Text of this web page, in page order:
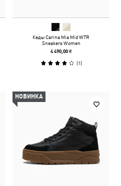
Кеды Carina Mia Mid WTR
Sneakers Women
4 490,00 ₴
(1)
НОВИНКА